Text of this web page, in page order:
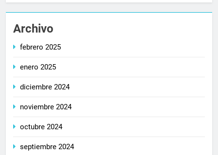
Archivo
febrero 2025
enero 2025
diciembre 2024
noviembre 2024
octubre 2024
septiembre 2024